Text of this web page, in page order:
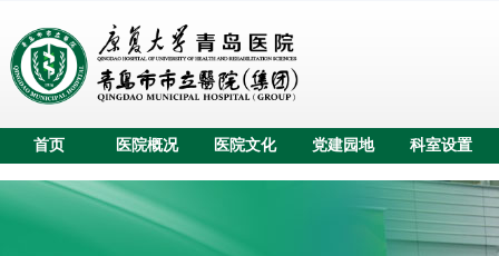
首页 医院概况 医院文化 党建园地 科室设置